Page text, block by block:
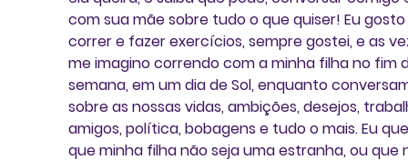
com sua mãe sobre tudo o que quiser! Eu
correr e fazer exercícios, sempre gostei, e as
me imagino correndo com a minha filha no fim
semana, em um dia de Sol, enquanto
sobre as nossas vidas, ambições, desejos,
amigos, política, bobagens e tudo o mais. Eu
que minha filha não seja uma estranha, ou que